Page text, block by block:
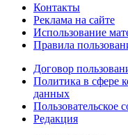
Контакты
Реклама на сайте
Использование
Правила
Договор
Политика в сфере
данных
Пользовательское
Редакция